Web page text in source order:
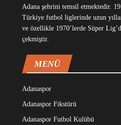
Adana şehrini temsil etmektedir.
Türkiye futbol liglerinde uzun
ve özellikle 1970’lerde Süper
çekmiştir.
MENÜ
Adanaspor
Adanaspor Fikstürü
Adanaspor Futbol Kulübü